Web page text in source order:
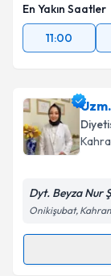
Metni
En Yakın Saatler
11:00
Dyt. Beyza Nur
Onikişubat,